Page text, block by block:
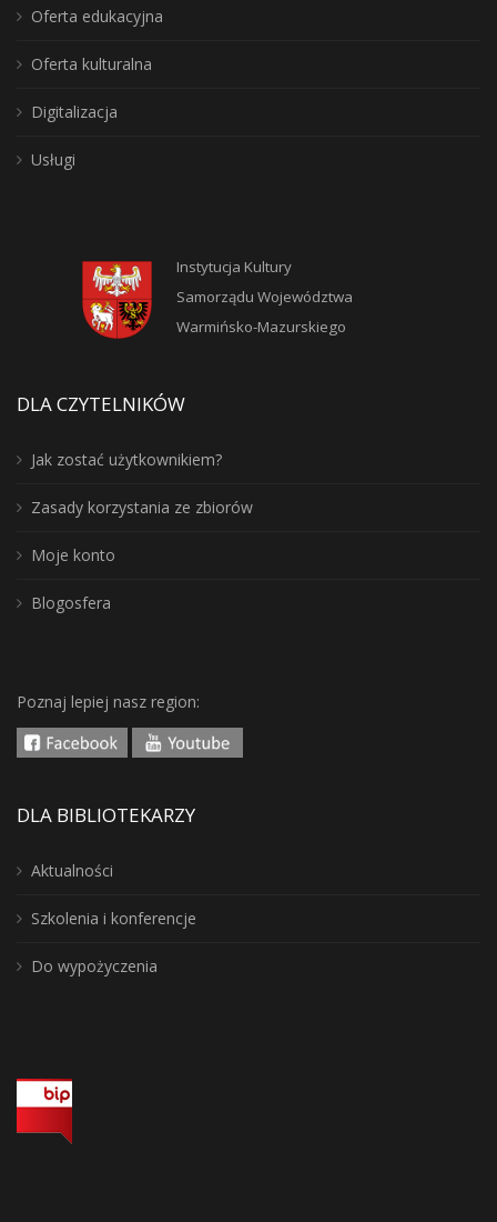
Oferta edukacyjna
Oferta kulturalna
Digitalizacja
Usługi
Instytucja Kultury
Samorządu Województwa
Warmińsko-Mazurskiego
DLA CZYTELNIKÓW
Jak zostać użytkownikiem?
Zasady korzystania ze zbiorów
Moje konto
Blogosfera
Poznaj lepiej nasz region:
DLA BIBLIOTEKARZY
Aktualności
Szkolenia i konferencje
Do wypożyczenia